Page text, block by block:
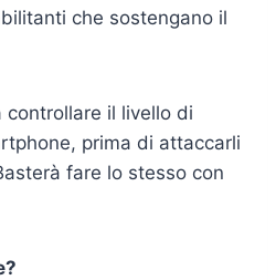
che sostengano il
il livello di
prima di attaccarli
fare lo stesso con